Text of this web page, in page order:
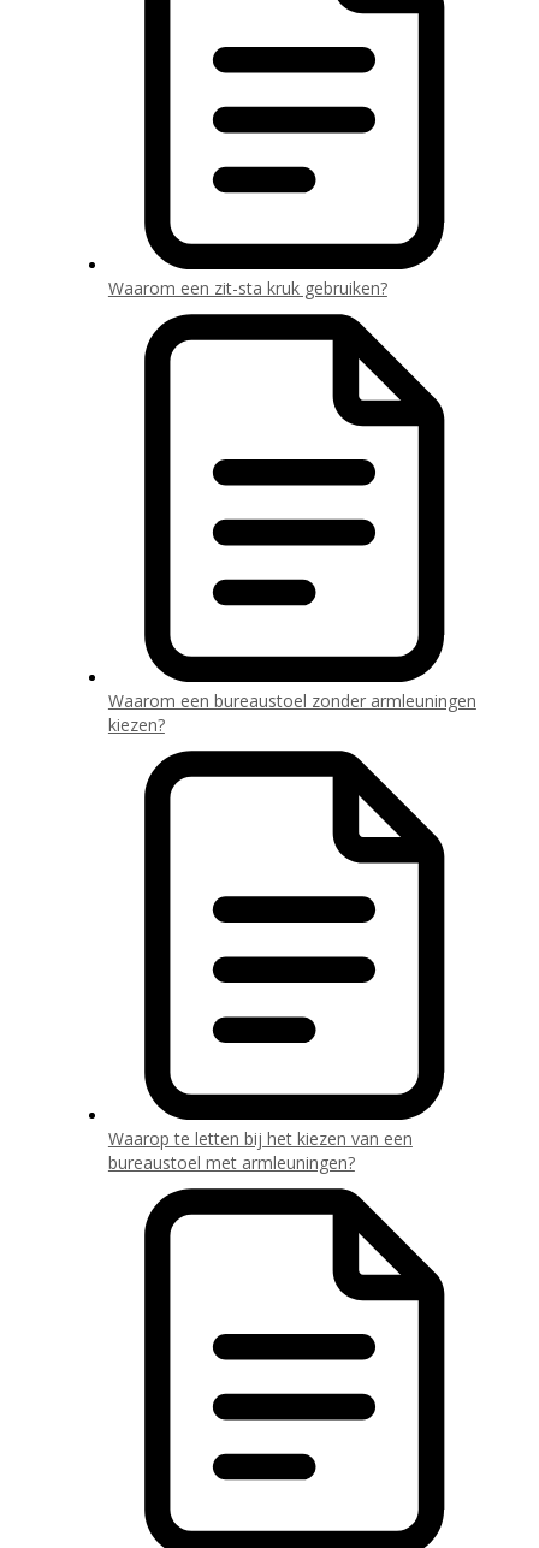
Waarom een zit-sta kruk gebruiken?
Waarom een bureaustoel zonder armleuningen
kiezen?
Waarop te letten bij het kiezen van een
bureaustoel met armleuningen?